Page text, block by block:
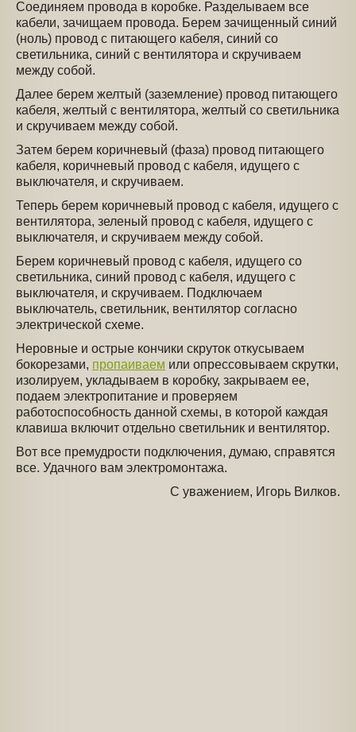
Соединяем провода в коробке. Разделываем все
кабели, зачищаем провода. Берем зачищенный синий
(ноль) провод с питающего кабеля, синий со
светильника, синий с вентилятора и скручиваем
между собой.
Далее берем желтый (заземление) провод питающего
кабеля, желтый с вентилятора, желтый со светильника
и скручиваем между собой.
Затем берем коричневый (фаза) провод питающего
кабеля, коричневый провод с кабеля, идущего с
выключателя, и скручиваем.
Теперь берем коричневый провод с кабеля, идущего с
вентилятора, зеленый провод с кабеля, идущего с
выключателя, и скручиваем между собой.
Берем коричневый провод с кабеля, идущего со
светильника, синий провод с кабеля, идущего с
выключателя, и скручиваем. Подключаем
выключатель, светильник, вентилятор согласно
электрической схеме.
Неровные и острые кончики скруток откусываем
бокорезами, пропаиваем или опрессовываем скрутки,
изолируем, укладываем в коробку, закрываем ее,
подаем электропитание и проверяем
работоспособность данной схемы, в которой каждая
клавиша включит отдельно светильник и вентилятор.
Вот все премудрости подключения, думаю, справятся
все. Удачного вам электромонтажа.
С уважением, Игорь Вилков.